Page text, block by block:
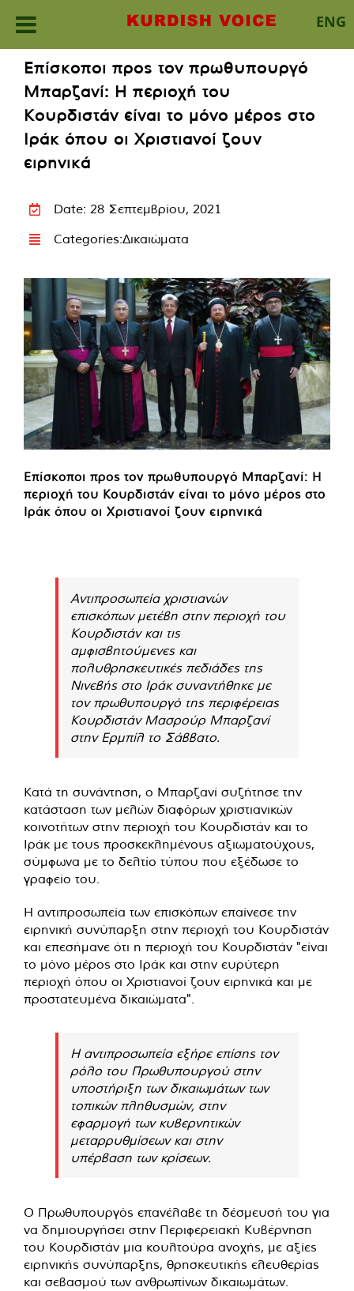
ENG
content
Επίσκοποι προς τον πρωθυπουργό
Μπαρζανί: Η περιοχή του
Κουρδιστάν είναι το μόνο μέρος στο
Ιράκ όπου οι Χριστιανοί ζουν
ειρηνικά
Date: 28 Σεπτεμβρίου, 2021
Categories:Δικαιώματα
Επίσκοποι προς τον πρωθυπουργό Μπαρζανί: Η
περιοχή του Κουρδιστάν είναι το μόνο μέρος στο
Ιράκ όπου οι Χριστιανοί ζουν ειρηνικά
Αντιπροσωπεία χριστιανών
επισκόπων μετέβη στην περιοχή του
Κουρδιστάν και τις
αμφισβητούμενες και
πολυθρησκευτικές πεδιάδες της
Νινεβής στο Ιράκ συναντήθηκε με
τον πρωθυπουργό της περιφέρειας
Κουρδιστάν Μασρούρ Μπαρζανί
στην Ερμπίλ το Σάββατο.
Κατά τη συνάντηση, ο Μπαρζανί συζήτησε την
κατάσταση των μελών διαφόρων χριστιανικών
κοινοτήτων στην περιοχή του Κουρδιστάν και το
Ιράκ με τους προσκεκλημένους αξιωματούχους,
σύμφωνα με το δελτίο τύπου που εξέδωσε το
γραφείο του.
Η αντιπροσωπεία των επισκόπων επαίνεσε την
ειρηνική συνύπαρξη στην περιοχή του Κουρδιστάν
και επεσήμανε ότι η περιοχή του Κουρδιστάν "είναι
το μόνο μέρος στο Ιράκ και στην ευρύτερη
περιοχή όπου οι Χριστιανοί ζουν ειρηνικά και με
προστατευμένα δικαιώματα".
Η αντιπροσωπεία εξήρε επίσης τον
ρόλο του Πρωθυπουργού στην
υποστήριξη των δικαιωμάτων των
τοπικών πληθυσμών, στην
εφαρμογή των κυβερνητικών
μεταρρυθμίσεων και στην
υπέρβαση των κρίσεων.
Ο Πρωθυπουργός επανέλαβε τη δέσμευσή του για
να δημιουργήσει στην Περιφερειακή Κυβέρνηση
του Κουρδιστάν μια κουλτούρα ανοχής, με αξίες
ειρηνικής συνύπαρξης, θρησκευτικής ελευθερίας
και σεβασμού των ανθρωπίνων δικαιωμάτων.